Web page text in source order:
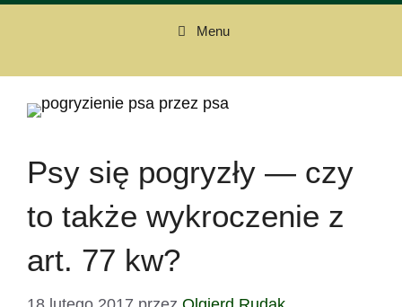
Menu
Psy się pogryzły — czy
to także wykroczenie z
art. 77 kw?